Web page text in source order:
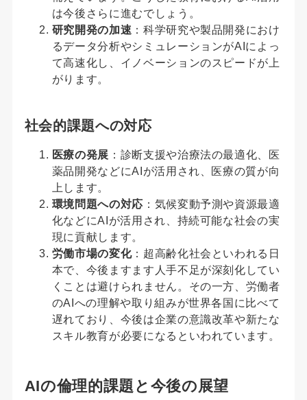
は今後さらに進むでしょう。
研究開発の加速 ：科学研究や製品開発におけ
るデータ分析やシミュレーションがAIによっ
て高速化し、イノベーションのスピードが上
がります。
社会的課題への対応
医療の発展 ：診断支援や治療法の最適化、医
薬品開発などにAIが活用され、医療の質が向
上します。
環境問題への対応 ：気候変動予測や資源最適
化などにAIが活用され、持続可能な社会の実
現に貢献します。
労働市場の変化：超高齢化社会といわれる日
本で、今後ますます人手不足が深刻化してい
くことは避けられません。その一方、労働者
のAIへの理解や取り組みが世界各国に比べて
遅れており、今後は企業の意識改革や新たな
スキル教育が必要になるといわれています。
AIの倫理的課題と今後の展望